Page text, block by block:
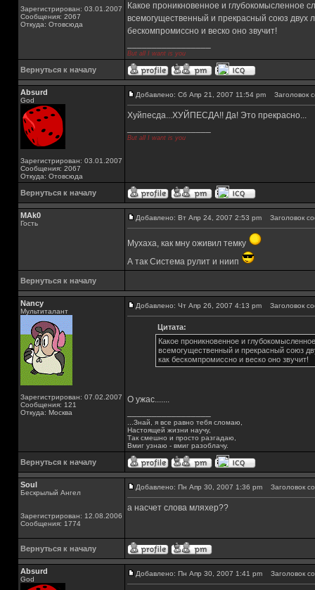
Зарегистрирован: 03.01.2007
Сообщения: 2067
Откуда: Отовсюда
Какое проникновенное и глубокомысленное
всемогущественный и прекрасный союз двух
бескомпромиссно и веско оно звучит!
But all I want is you
Вернуться к началу
Absurd
God
Зарегистрирован: 03.01.2007
Сообщения: 2067
Откуда: Отовсюда
Добавлено: Сб Апр 21, 2007 11:54 pm Заголовок
Хуйпесда...ХУЙПЕСДА!! Да! Это прекрасно...
But all I want is you
Вернуться к началу
MAk0
Гость
Добавлено: Вт Апр 24, 2007 2:53 pm Заголовок
Мухаха, как мну оживил темку
А так Система рулит и ниип
Вернуться к началу
Nancy
Мультиталант
Зарегистрирован: 07.02.2007
Сообщения: 121
Откуда: Москва
Добавлено: Чт Апр 26, 2007 4:13 pm Заголовок
Цитата:
Какое проникновенное и
всемогущественный и прекрасный союз
как бескомпромиссно и веско оно звучит!
О ужас.......
...Знай, я все равно тебя сломаю,
Настоящей жизни научу,
Так смешно и просто разгадаю,
Вмиг узнаю - вмиг разоблачу.
Вернуться к началу
Soul
Бескрылый Ангел
Зарегистрирован: 12.08.2006
Сообщения: 1774
Добавлено: Пн Апр 30, 2007 1:36 pm Заголовок
а насчет слова мляхер??
Вернуться к началу
Absurd
God
Добавлено: Пн Апр 30, 2007 1:41 pm Заголовок